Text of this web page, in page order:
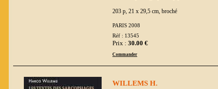
203 p, 21 x 29,5 cm, broché
PARIS 2008
Réf : 13545
Prix : 30.00 €
Commander
WILLEMS H.